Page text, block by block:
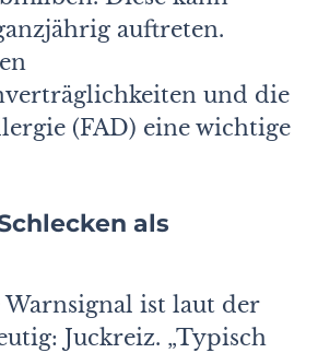
auftreten.
und die
(FAD) eine wichtige
als
Warnsignal ist laut der
Juckreiz. „Typisch